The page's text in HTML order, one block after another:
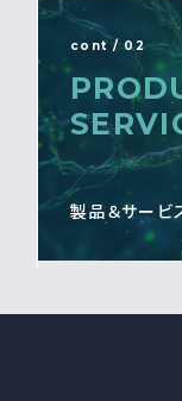
cont / 02
製品＆サービ